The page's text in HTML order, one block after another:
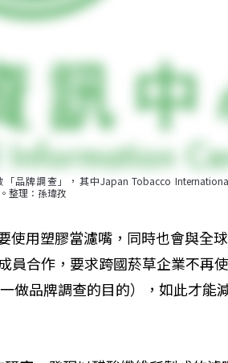
品牌調查」，其中Japan Tobacco
整理：孫瑋孜
使用塑膠當濾嘴，同時也會與全
員合作，要求跨國菸草企業不再
做品牌調查的目的），如此才能